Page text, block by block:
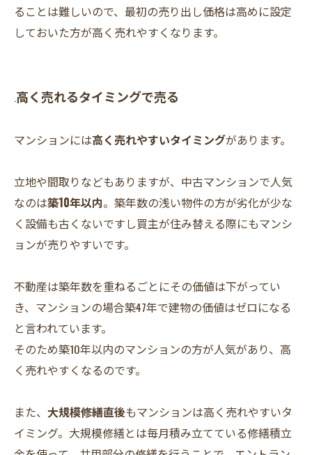
ることは難しいので、最初の売り出し価格は高めに設定
しておいた方が高く売れやすくなります。
.高く売れるタイミングで売る
マンションには高く売れやすいタイミングがあります。
立地や間取りなどもありますが、中古マンションで人気
なのは築10年以内。築年数の浅い物件の方が劣化が少な
く設備も古くないですし買主が住み替える際にもマンシ
ョンが売りやすいです。
不動産は築年数を重ねるごとにその価値は下がってい
き、マンションの場合築47年で建物の価値はゼロになる
と言われています。
そのため築10年以内のマンションの方が人気があり、高
く売れやすくなるのです。
また、 大規模修繕直後もマンションは高く売れやすいタ
イミング。大規模修繕とは毎月積み立てている修繕積立